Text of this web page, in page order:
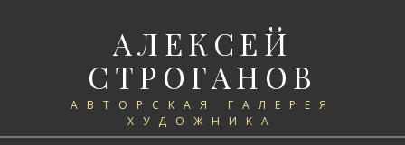
АЛЕКСЕЙ
СТРОГАНОВ
АВТОРСКАЯ ГАЛЕРЕЯ
ХУДОЖНИКА